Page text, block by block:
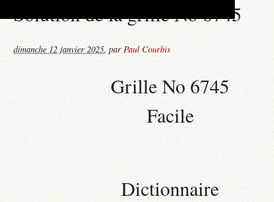
Solution de la grille No 6745
dimanche 12 janvier 2025,parPaul Courbis
Grille No 6745
Facile
Dictionnaire